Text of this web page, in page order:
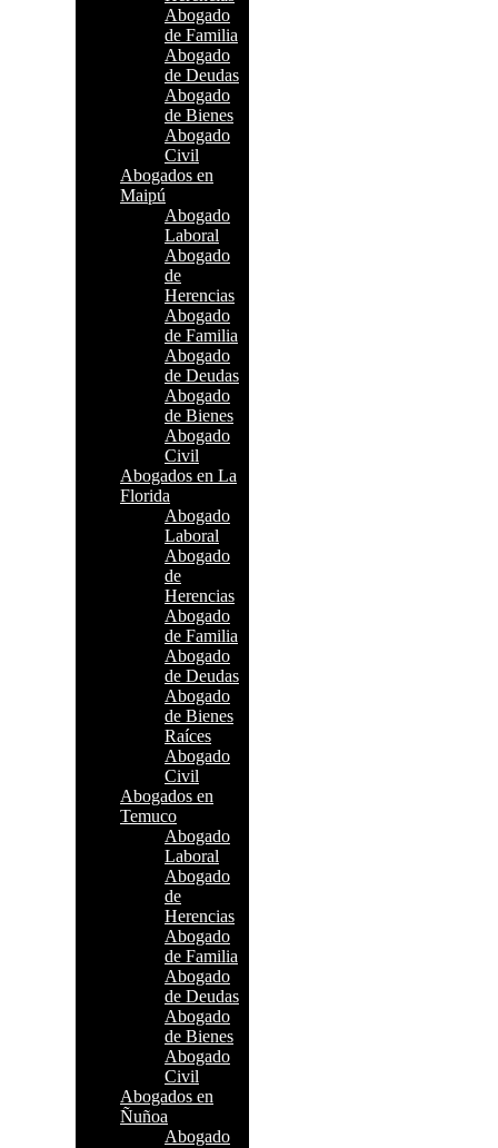
Abogado
de Familia
Abogado
de Deudas
Abogado
de Bienes
Abogado
Civil
Abogados en
Maipú
Abogado
Laboral
Abogado
de
Herencias
Abogado
de Familia
Abogado
de Deudas
Abogado
de Bienes
Abogado
Civil
Abogados en La
Florida
Abogado
Laboral
Abogado
de
Herencias
Abogado
de Familia
Abogado
de Deudas
Abogado
de Bienes
Raíces
Abogado
Civil
Abogados en
Temuco
Abogado
Laboral
Abogado
de
Herencias
Abogado
de Familia
Abogado
de Deudas
Abogado
de Bienes
Abogado
Civil
Abogados en
Ñuñoa
Abogado